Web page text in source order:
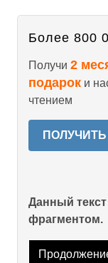
Более 800
Получи 2
подарок и
чтением
Данный
фрагментом.